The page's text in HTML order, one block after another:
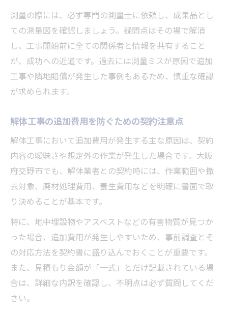
測量の際には、必ず専門の測量士に依頼し、成果品とし
ての測量図を確認しましょう。疑問点はその場で解消
し、工事開始前に全ての関係者と情報を共有すること
が、成功への近道です。過去には測量ミスが原因で追加
工事や隣地賠償が発生した事例もあるため、慎重な確認
が求められます。
解体工事の追加費用を防ぐための契約注意点
解体工事において追加費用が発生する主な原因は、契約
内容の曖昧さや想定外の作業が発生した場合です。大阪
府交野市でも、解体業者との契約時には、作業範囲や撤
去対象、廃材処理費用、養生費用などを明確に書面で取
り決めることが基本です。
特に、地中埋設物やアスベストなどの有害物質が見つか
った場合、追加費用が発生しやすいため、事前調査とそ
の対応方法を契約書に盛り込んでおくことが重要です。
また、見積もり金額が「一式」とだけ記載されている場
合は、詳細な内訳を確認し、不明点は必ず質問してくだ
さい。